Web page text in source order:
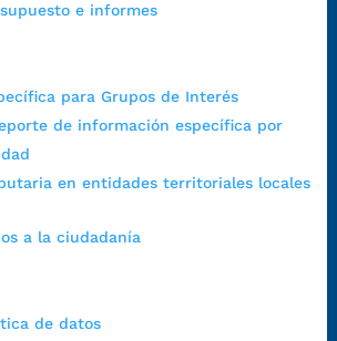
e informes
para Grupos de Interés
de información específica por
en entidades territoriales locales
a la ciudadanía
de datos
#16N-84 del barrio Kennedy.
a viernes en
+57 (607) 633 70 00
652 55 55